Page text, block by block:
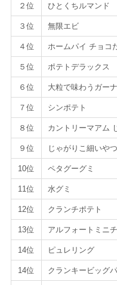
２位 ひとくちルマンド
３位 無限エビ
４位 ホームパイ チョコ
５位 ポテトデラックス
６位 大粒で味わうガーナ
７位 シンポテト
８位 カントリーマアム
９位 じゃがりこ細いやつ
10位 ペタグーグミ
11位 水グミ
12位 クランチポテト
13位 アルフォートミニ
14位 ピュレリング
14位 クランキービッグ